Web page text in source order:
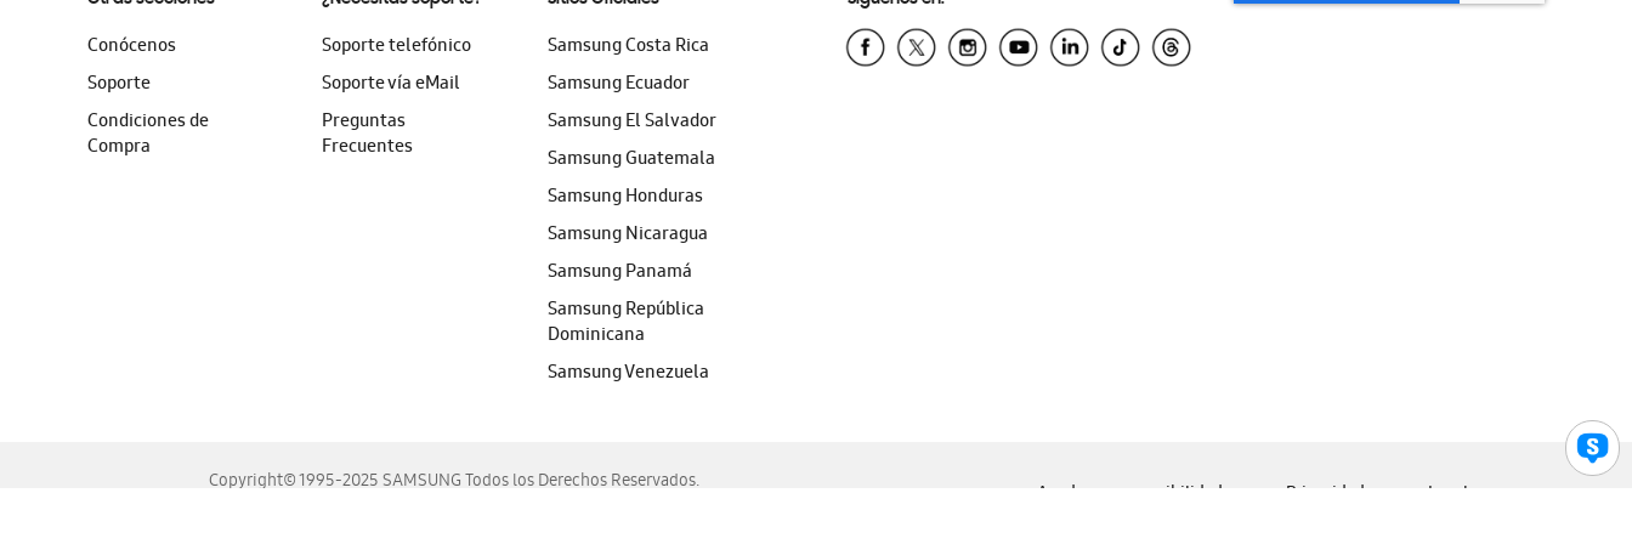
Conócenos
Soporte
Condiciones de
Compra
Soporte telefónico
Soporte vía eMail
Preguntas
Frecuentes
Samsung Costa Rica
Samsung Ecuador
Samsung El Salvador
Samsung Guatemala
Samsung Honduras
Samsung Nicaragua
Samsung Panamá
Samsung República
Dominicana
Samsung Venezuela
Copyright© 1995-2025 SAMSUNG Todos los Derechos Reservados.
Ayuda para accesibilidad Privacidad Legal